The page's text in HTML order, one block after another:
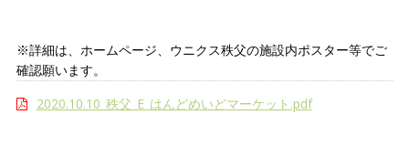
※詳細は、ホームページ、ウニクス秩父の施設内ポスター等でご
確認願います。
2020.10.10_秩父_E_はんどめいどマーケット.pdf